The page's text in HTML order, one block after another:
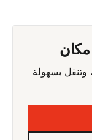
بسهولة